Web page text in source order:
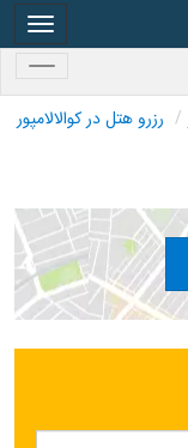
رزرو هتل در کوالالامپور